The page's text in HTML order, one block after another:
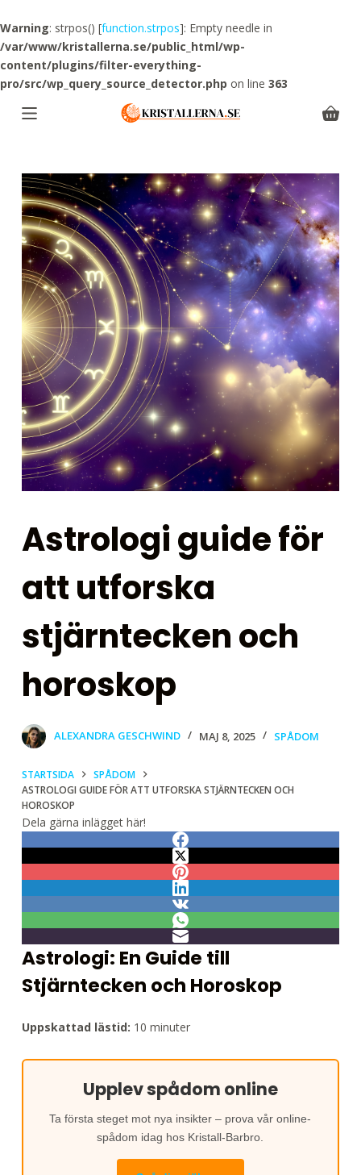
Warning: strpos() [function.strpos]: Empty needle in
/var/www/kristallerna.se/public_html/wp-
content/plugins/filter-everything-
pro/src/wp_query_source_detector.php on line 363
k
i
p
t
o
e
n
Astrologi guide för
att utforska
stjärntecken och
horoskop
ALEXANDRA GESCHWIND MAJ 8, 2025 SPÅDOM
STARTSIDA
SPÅDOM
ASTROLOGI GUIDE FÖR ATT UTFORSKA STJÄRNTECKEN OCH
HOROSKOP
Dela gärna inlägget här!
Astrologi: En Guide till
Stjärntecken och Horoskop
Uppskattad lästid: 10 minuter
Upplev spådom online
Ta första steget mot nya insikter – prova vår online-
spådom idag hos Kristall-Barbro.